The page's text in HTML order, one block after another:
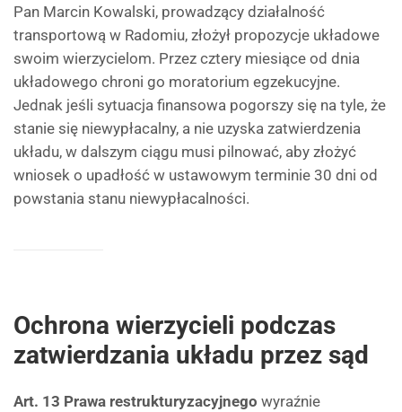
Pan Marcin Kowalski, prowadzący działalność
transportową w Radomiu, złożył propozycje układowe
swoim wierzycielom. Przez cztery miesiące od dnia
układowego chroni go moratorium egzekucyjne.
Jednak jeśli sytuacja finansowa pogorszy się na tyle, że
stanie się niewypłacalny, a nie uzyska zatwierdzenia
układu, w dalszym ciągu musi pilnować, aby złożyć
wniosek o upadłość w ustawowym terminie 30 dni od
powstania stanu niewypłacalności.
Ochrona wierzycieli podczas
zatwierdzania układu przez sąd
Art. 13 Prawa restrukturyzacyjnego wyraźnie